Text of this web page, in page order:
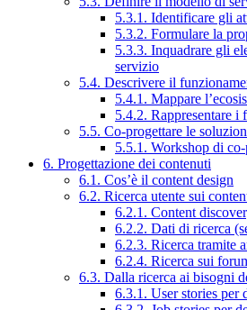
5.3.1. Identificare gli
5.3.2. Formulare la
5.3.3. Inquadrare gli
servizio
5.4. Descrivere il
5.4.1. Mappare
5.4.2. Rappresentare i
5.5. Co-progettare le
5.5.1. Workshop di
6. Progettazione dei contenuti
6.1. Cos’è il content design
6.2. Ricerca utente sui
6.2.1. Content
6.2.2. Dati di ricerca
6.2.3. Ricerca tramite
6.2.4. Ricerca sui
6.3. Dalla ricerca ai bisogni
6.3.1. User stories per